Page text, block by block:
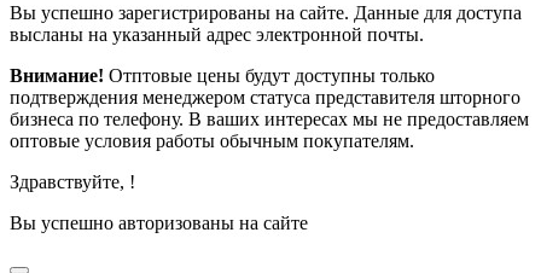
Вы успешно зарегистрированы на сайте. Данные для доступа
высланы на указанный адрес электронной почты.
Внимание! Отптовые цены будут доступны только
подтверждения менеджером статуса представителя шторного
бизнеса по телефону. В ваших интересах мы не предоставляем
оптовые условия работы обычным покупателям.
Здравствуйте, !
Вы успешно авторизованы на сайте